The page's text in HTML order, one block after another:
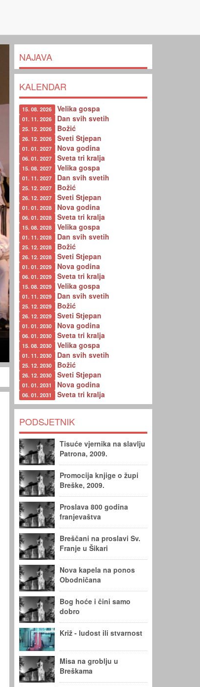
NAJAVA
KALENDAR
15. 08. 2026 Velika gospa
01. 11. 2026 Dan svih svetih
25. 12. 2026 Božić
26. 12. 2026 Sveti Stjepan
01. 01. 2027 Nova godina
06. 01. 2027 Sveta tri kralja
15. 08. 2027 Velika gospa
01. 11. 2027 Dan svih svetih
25. 12. 2027 Božić
26. 12. 2027 Sveti Stjepan
01. 01. 2028 Nova godina
06. 01. 2028 Sveta tri kralja
15. 08. 2028 Velika gospa
01. 11. 2028 Dan svih svetih
25. 12. 2028 Božić
26. 12. 2028 Sveti Stjepan
01. 01. 2029 Nova godina
06. 01. 2029 Sveta tri kralja
15. 08. 2029 Velika gospa
01. 11. 2029 Dan svih svetih
25. 12. 2029 Božić
26. 12. 2029 Sveti Stjepan
01. 01. 2030 Nova godina
06. 01. 2030 Sveta tri kralja
15. 08. 2030 Velika gospa
01. 11. 2030 Dan svih svetih
25. 12. 2030 Božić
26. 12. 2030 Sveti Stjepan
01. 01. 2031 Nova godina
06. 01. 2031 Sveta tri kralja
PODSJETNIK
Tisuće vjernika na slavlju
Patrona, 2009.
Promocija knjige o župi
Breške, 2009.
Proslava 800 godina
franjevaštva
Breščani na proslavi Sv.
Franje u Šikari
Nova kapela na ponos
Obodničana
Bog hoće i čini samo
dobro
Križ - ludost ili stvarnost
Misa na groblju u
Breškama